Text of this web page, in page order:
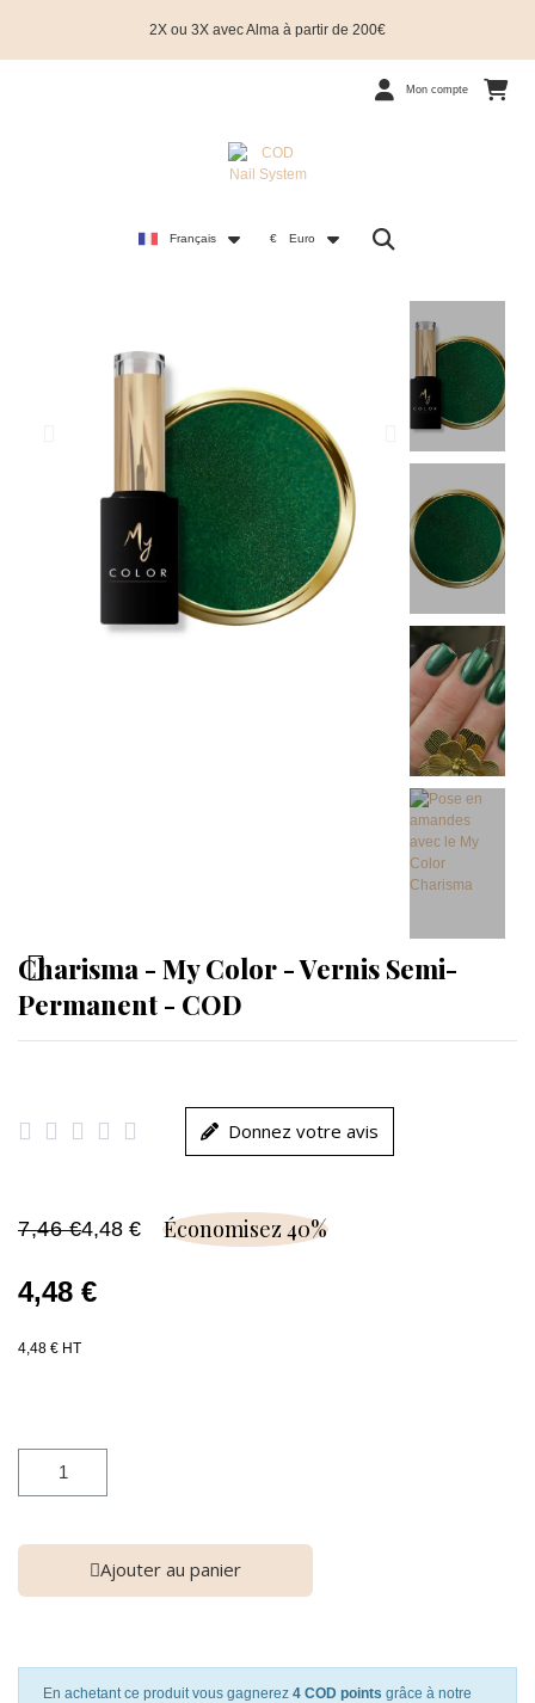
2X ou 3X avec Alma à partir de 200€
Mon compte
Français € Euro
Charisma - My Color - Vernis Semi-
Permanent - COD
     Donnez votre avis
7,46 €4,48 € Économisez 40%
4,48 €
4,48 € HT
Ajouter au panier
En achetant ce produit vous gagnerez 4 COD points grâce à notre